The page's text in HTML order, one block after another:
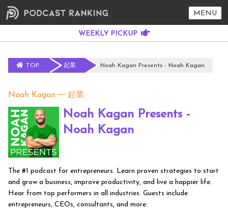
MENU
TOP 起業 Noah Kagan Presents - Noah Kagan
Noah Kagan 起業
Noah Kagan Presents -
Noah Kagan
The #1 podcast for entrepreneurs. Learn proven strategies to start
and grow a business, improve productivity, and live a happier life.
Hear from top performers in all industries. Guests include
entrepreneurs, CEOs, consultants, and more.